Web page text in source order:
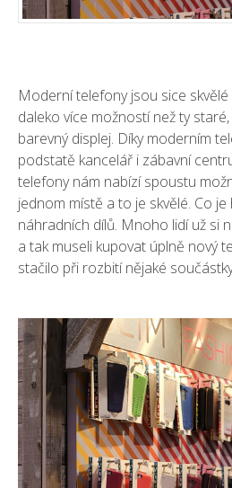
Moderní telefony jsou sice
daleko více možností než ty
barevný displej. Díky moderním
podstatě kancelář i zábavní
telefony nám nabízí spoustu
jednom místě a to je skvělé. Co
náhradních dílů. Mnoho lidí už si
a tak museli kupovat úplně nový
stačilo při rozbití nějaké